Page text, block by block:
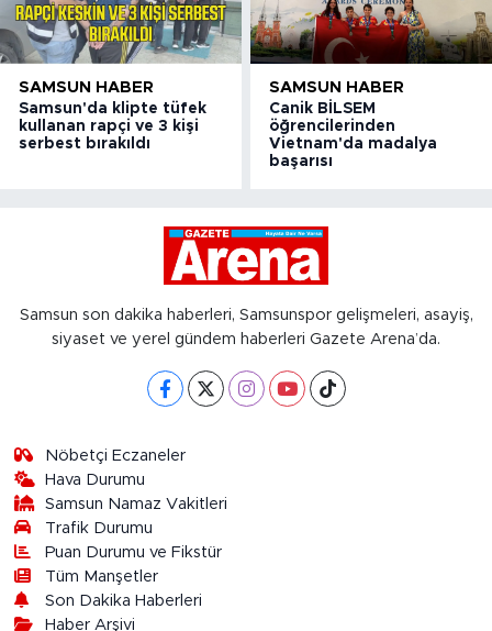
SAMSUN HABER
Samsun'da klipte tüfek
kullanan rapçi ve 3 kişi
serbest bırakıldı
SAMSUN HABER
Canik BİLSEM
öğrencilerinden
Vietnam'da madalya
başarısı
Samsun son dakika haberleri, Samsunspor gelişmeleri, asayiş,
siyaset ve yerel gündem haberleri Gazete Arena’da.
Nöbetçi Eczaneler
Hava Durumu
Samsun Namaz Vakitleri
Trafik Durumu
Puan Durumu ve Fikstür
Tüm Manşetler
Son Dakika Haberleri
Haber Arşivi